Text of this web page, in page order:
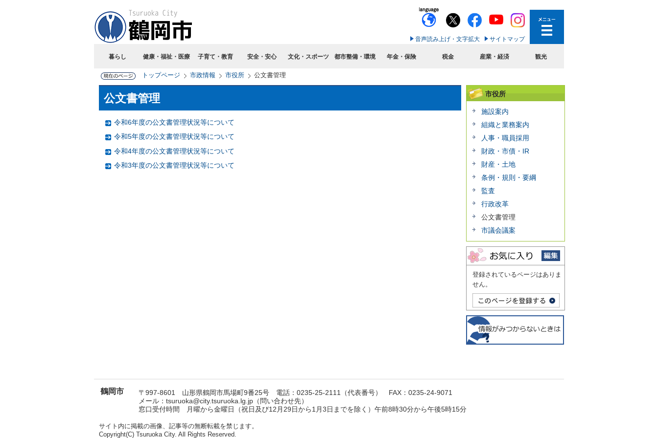
音声読み上げ・文字拡大 サイトマップ
暮らし 健康・福祉・医療 子育て・教育 安全・安心 文化・スポーツ 都市整備・環境 年金・保険 税金 産業・経済 観光
トップページ 市政情報 市役所 公文書管理
公文書管理
令和6年度の公文書管理状況等について
令和5年度の公文書管理状況等について
令和4年度の公文書管理状況等について
令和3年度の公文書管理状況等について
市役所
施設案内
組織と業務案内
人事・職員採用
財政・市債・IR
財産・土地
条例・規則・要綱
監査
行政改革
公文書管理
市議会議案
登録されているページはありま
せん。
鶴岡市
〒997-8601 山形県鶴岡市馬場町9番25号 電話：0235-25-2111（代表番号） FAX：0235-24-9071
メール：tsuruoka@city.tsuruoka.lg.jp（問い合わせ先）
窓口受付時間 月曜から金曜日（祝日及び12月29日から1月3日までを除く）午前8時30分から午後5時15分
サイト内に掲載の画像、記事等の無断転載を禁じます。
Copyright(C) Tsuruoka City. All Rights Reserved.